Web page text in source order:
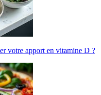
votre apport en vitamine D ?